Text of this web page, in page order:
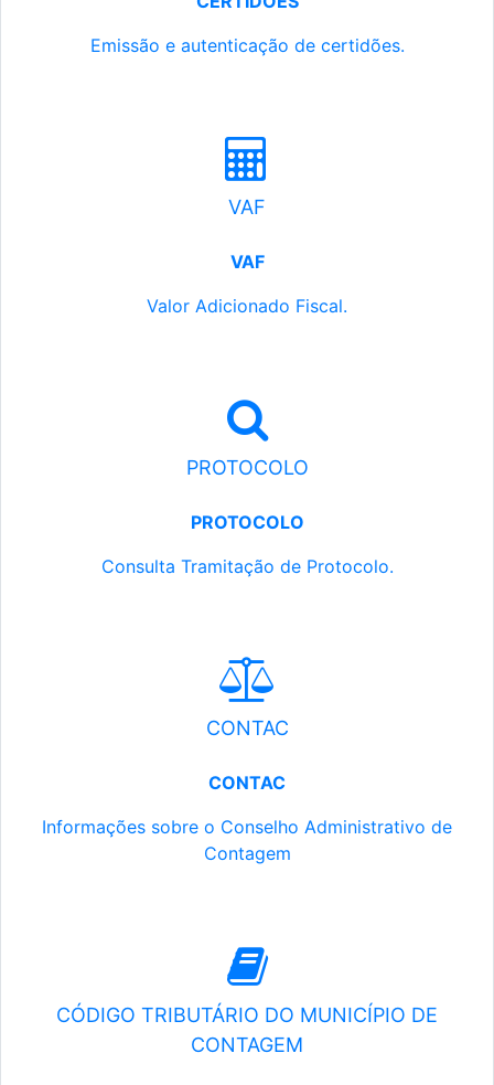
Emissão e autenticação de certidões.
VAF
VAF
Valor Adicionado Fiscal.
PROTOCOLO
PROTOCOLO
Consulta Tramitação de Protocolo.
CONTAC
CONTAC
Informações sobre o Conselho Administrativo de
Contagem
CÓDIGO TRIBUTÁRIO DO MUNICÍPIO DE
CONTAGEM